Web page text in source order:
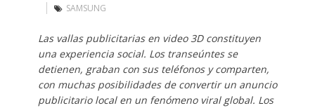
SAMSUNG
Las vallas publicitarias en video 3D constituyen
una experiencia social. Los transeúntes se
detienen, graban con sus teléfonos y comparten,
con muchas posibilidades de convertir un anuncio
publicitario local en un fenómeno viral global. Los